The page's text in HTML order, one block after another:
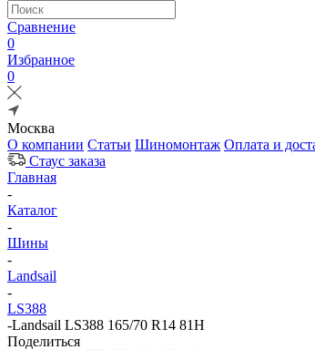
Сравнение
0
Избранное
0
Москва
О компании Статьи Шиномонтаж Оплата и
Стаус заказа
Главная
-
Каталог
-
Шины
-
Landsail
-
LS388
-Landsail LS388 165/70 R14 81H
Поделиться